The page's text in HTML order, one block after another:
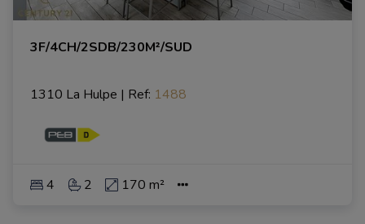
3F/4CH/2SDB/230M²/SUD
1310 La Hulpe | Ref: 1488
4 2 170 m²